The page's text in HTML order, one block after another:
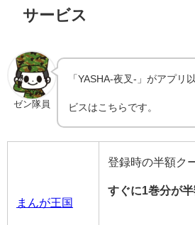
サービス
ゼン隊員
「YASHA-夜叉-」がアプリ
ビスはこちらです。
まんが王国
登録時の半額ク
すぐに1巻分が